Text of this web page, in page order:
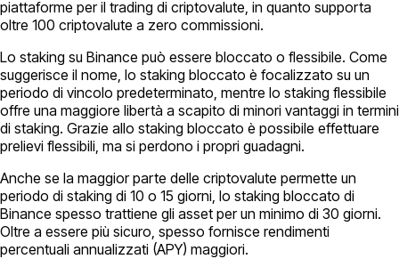
piattaforme per il trading di criptovalute, in quanto supporta
oltre 100 criptovalute a zero commissioni.
Lo staking su Binance può essere bloccato o flessibile. Come
suggerisce il nome, lo staking bloccato è focalizzato su un
periodo di vincolo predeterminato, mentre lo staking flessibile
offre una maggiore libertà a scapito di minori vantaggi in termini
di staking. Grazie allo staking bloccato è possibile effettuare
prelievi flessibili, ma si perdono i propri guadagni.
Anche se la maggior parte delle criptovalute permette un
periodo di staking di 10 o 15 giorni, lo staking bloccato di
Binance spesso trattiene gli asset per un minimo di 30 giorni.
Oltre a essere più sicuro, spesso fornisce rendimenti
percentuali annualizzati (APY) maggiori.